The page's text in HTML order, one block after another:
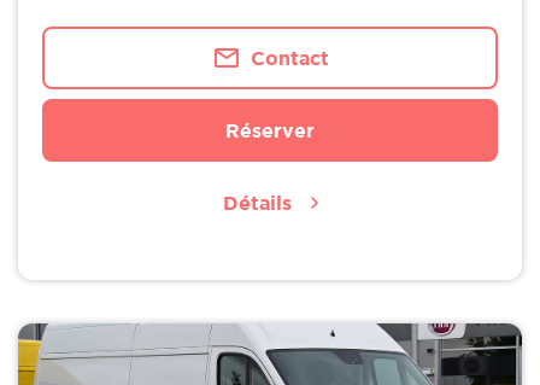
Contact
Réserver
Détails